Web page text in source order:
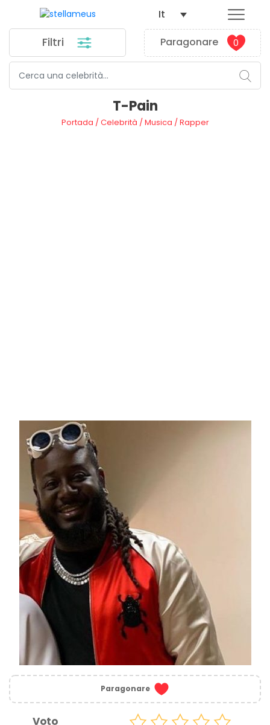
Filtri Paragonare 0
It
T-Pain
Portada /Celebrità /Musica /Rapper
Paragonare
Voto